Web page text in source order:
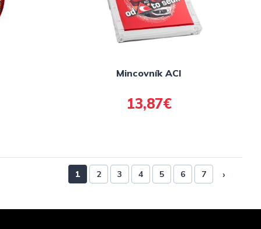
Mincovník ACI
13,87€
1 2 3 4 5 6 7 ›